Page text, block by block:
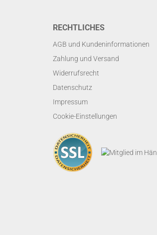
RECHTLICHES
AGB und Kundeninformationen
Zahlung und Versand
Widerrufsrecht
Datenschutz
Impressum
Cookie-Einstellungen